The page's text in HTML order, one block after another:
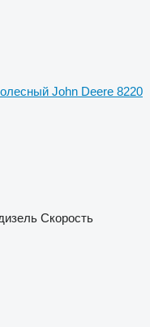
John Deere 8220
Скорость